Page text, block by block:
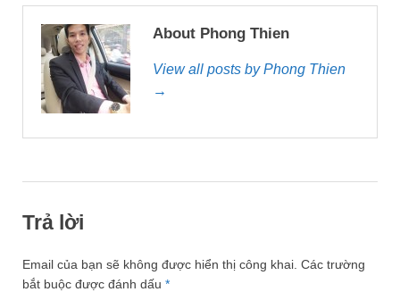
About Phong Thien
View all posts by Phong Thien
→
Trả lời
Email của bạn sẽ không được hiển thị công khai. Các trường
bắt buộc được đánh dấu *